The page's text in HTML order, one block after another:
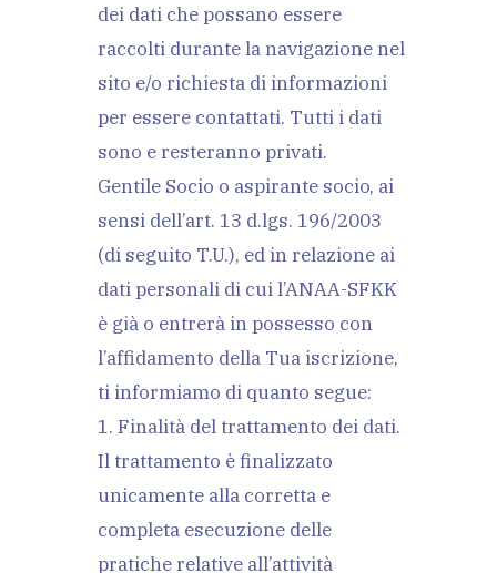
dei dati che possano essere
raccolti durante la navigazione nel
sito e/o richiesta di informazioni
per essere contattati. Tutti i dati
sono e resteranno privati.
Gentile Socio o aspirante socio, ai
sensi dell’art. 13 d.lgs. 196/2003
(di seguito T.U.), ed in relazione ai
dati personali di cui l’ANAA-SFKK
è già o entrerà in possesso con
l’affidamento della Tua iscrizione,
ti informiamo di quanto segue:
1. Finalità del trattamento dei dati.
Il trattamento è finalizzato
unicamente alla corretta e
completa esecuzione delle
pratiche relative all’attività